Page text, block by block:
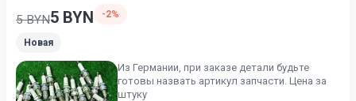
5 BYN5 BYN -2%
Новая
Из Германии, при заказе детали будьте
готовы назвать артикул запчасти. Цена за
штуку